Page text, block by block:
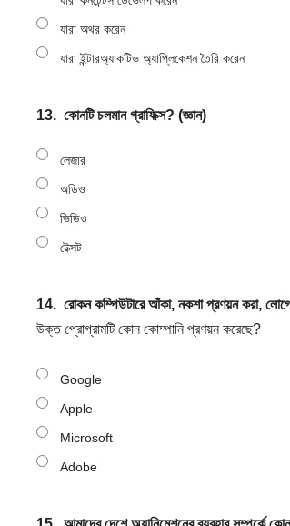
যারা অথর করেন
যারা ইন্টারঅ্যাকটিভ অ্যাপ্লিকেশন তৈরি করেন
13. কোনটি চলমান গ্রাফিক্স? (জ্ঞান)
লেজার
অডিও
ভিডিও
টেক্সট
14. রোকন কম্পিউটারে আঁকা, নকশা প্রণয়ন করা,
উক্ত প্রোগ্রামটি কোন কোম্পানি প্রণয়ন করেছে?
Google
Apple
Microsoft
Adobe